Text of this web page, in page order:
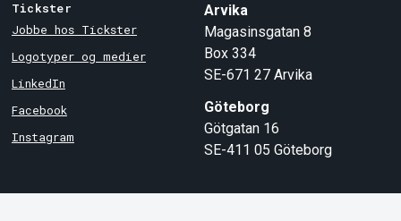
Tickster
Jobbe hos Tickster
Logotyper og medier
LinkedIn
Facebook
Instagram
Arvika
Magasinsgatan 8
Box 334
SE-671 27 Arvika
Göteborg
Götgatan 16
SE-411 05 Göteborg